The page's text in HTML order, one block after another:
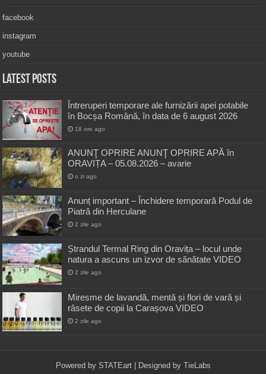
facebook
instagram
youtube
Latest Posts
Întreruperi temporare ale furnizării apei potabile
în Bocșa Română, în data de 6 august 2026
18 ore ago
ANUNŢ OPRIRE ANUNŢ OPRIRE APĂ în
ORAVIȚA – 05.08.2026 – avarie
o zi ago
Anunț important – Închidere temporară Podul de
Piatră din Herculane
2 zile ago
Ștrandul Termal Ring din Oravița – locul unde
natura a ascuns un izvor de sănătate VIDEO
2 zile ago
Miresme de lavandă, mentă și flori de vară și
râsete de copii la Carașova VIDEO
2 zile ago
Powered by STATEart| Designed by TieLabs